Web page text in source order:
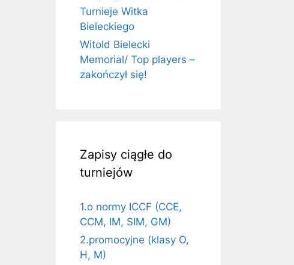
Turnieje Witka
Bieleckiego
Witold Bielecki
Memorial/ Top players –
zakończył się!
Zapisy ciągłe do
turniejów
1.o normy ICCF (CCE,
CCM, IM, SIM, GM)
2.promocyjne (klasy O,
H, M)